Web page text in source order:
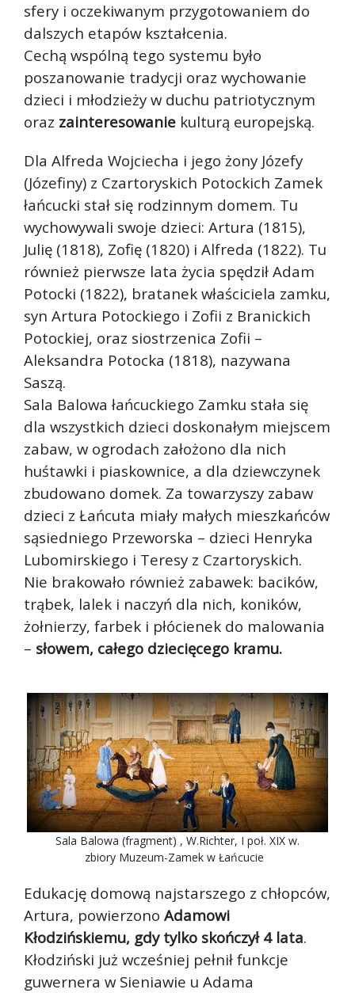
sfery i oczekiwanym przygotowaniem do
dalszych etapów kształcenia.
Cechą wspólną tego systemu było
poszanowanie tradycji oraz wychowanie
dzieci i młodzieży w duchu patriotycznym
oraz zainteresowanie kulturą europejską.
Dla Alfreda Wojciecha i jego żony Józefy
(Józefiny) z Czartoryskich Potockich Zamek
łańcucki stał się rodzinnym domem. Tu
wychowywali swoje dzieci: Artura (1815),
Julię (1818), Zofię (1820) i Alfreda (1822). Tu
również pierwsze lata życia spędził Adam
Potocki (1822), bratanek właściciela zamku,
syn Artura Potockiego i Zofii z Branickich
Potockiej, oraz siostrzenica Zofii –
Aleksandra Potocka (1818), nazywana
Saszą.
Sala Balowa łańcuckiego Zamku stała się
dla wszystkich dzieci doskonałym miejscem
zabaw, w ogrodach założono dla nich
huśtawki i piaskownice, a dla dziewczynek
zbudowano domek. Za towarzyszy zabaw
dzieci z Łańcuta miały małych mieszkańców
sąsiedniego Przeworska – dzieci Henryka
Lubomirskiego i Teresy z Czartoryskich.
Nie brakowało również zabawek: bacików,
trąbek, lalek i naczyń dla nich, koników,
żołnierzy, farbek i płócienek do malowania
– słowem, całego dziecięcego kramu.
Sala Balowa (fragment) , W.Richter, I poł. XIX w.
zbiory Muzeum-Zamek w Łańcucie
Edukację domową najstarszego z chłopców,
Artura, powierzono Adamowi
Kłodzińskiemu, gdy tylko skończył 4 lata.
Kłodziński już wcześniej pełnił funkcje
guwernera w Sieniawie u Adama